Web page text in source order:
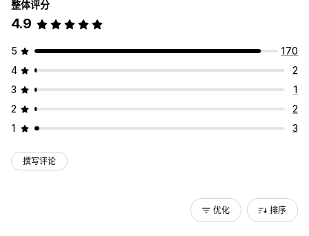
整体评分
4.9
5
170
4
2
3
1
2
2
1
3
撰写评论
优化 排序